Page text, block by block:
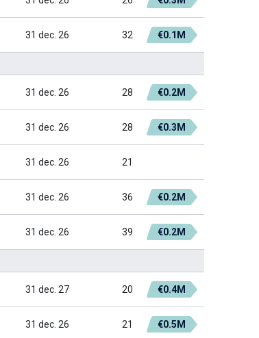
31 dec. 26 32 €0.1M
31 dec. 26 28 €0.2M
31 dec. 26 28 €0.3M
31 dec. 26 21
31 dec. 26 36 €0.2M
31 dec. 26 39 €0.2M
31 dec. 27 20 €0.4M
31 dec. 26 21 €0.5M